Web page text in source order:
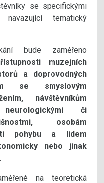
se specifickými
tematický
bude zaměřeno
muzejních
a doprovodných
se smyslovým
návštěvníkům
či
osobám
pohybu a lidem
nebo jinak
.
na teoretická